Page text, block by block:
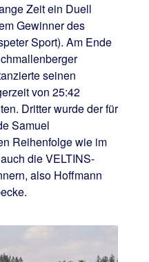
Zeit ein Duell
Gewinner des
Sport). Am Ende
seinen
von 25:42
Dritter wurde der für
Samuel
Reihenfolge wie im
die VELTINS-
also Hoffmann